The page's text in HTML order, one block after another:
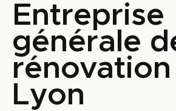
Entreprise
générale
rénovation
Lyon